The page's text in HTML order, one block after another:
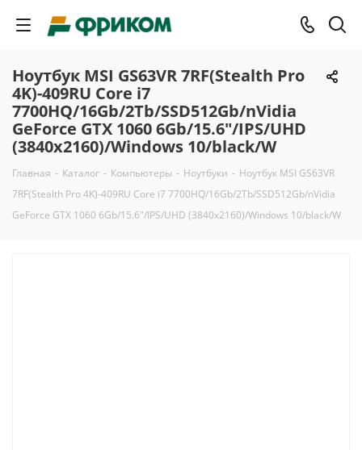
Ноутбук MSI GS63VR 7RF(Stealth Pro
4K)-409RU Core i7
7700HQ/16Gb/2Tb/SSD512Gb/nVidia
GeForce GTX 1060 6Gb/15.6"/IPS/UHD
(3840x2160)/Windows 10/black/W
Главная - Каталог - Компьютеры - Ноутбуки - Ноутбук MSI GS63VR
7RF(Stealth Pro 4K)-409RU Core i7 7700HQ/16Gb/2Tb/SSD512Gb/nVidia
GeForce GTX 1060 6Gb/15.6"/IPS/UHD (3840x2160)/Windows 10/black/W